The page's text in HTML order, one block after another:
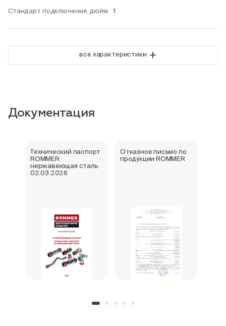
Стандарт подключения, дюйм 1
все характеристики +
Документация
Технический паспорт
ROMMER
нержавеющая сталь
02.03.2026
Отказное письмо по
продукции ROMMER